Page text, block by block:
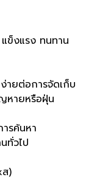
ข็งแรง ทนทาน
ายต่อการจัดเก็บ
หายหรือฝุ่น
รค้นหา
ทั่วไป
)